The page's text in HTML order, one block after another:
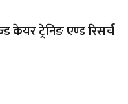
केयर ट्रेनिङ एण्ड रिसर्च